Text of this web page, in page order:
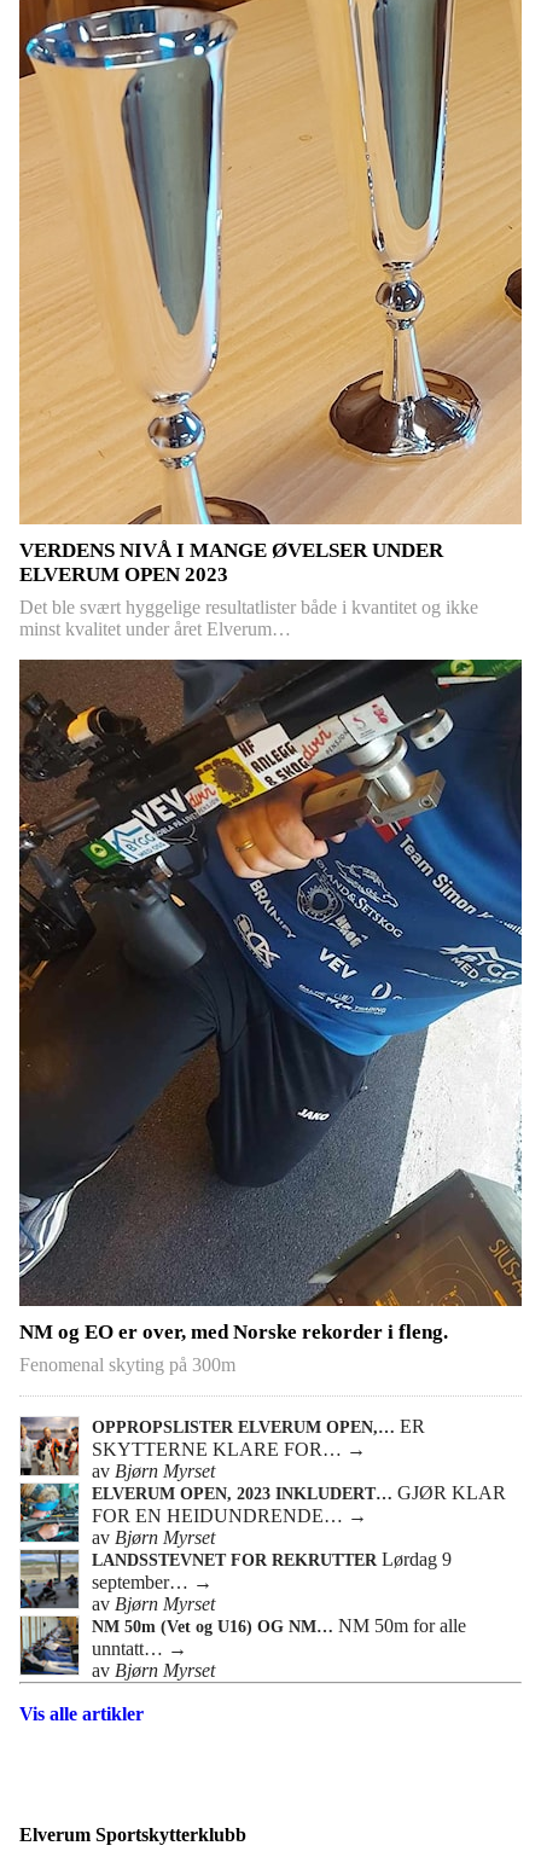
VERDENS NIVÅ I MANGE ØVELSER UNDER
ELVERUM OPEN 2023
Det ble svært hyggelige resultatlister både i kvantitet og ikke
minst kvalitet under året Elverum…
NM og EO er over, med Norske rekorder i fleng.
Fenomenal skyting på 300m
OPPROPSLISTER ELVERUM OPEN,… ER
SKYTTERNE KLARE FOR… →
av Bjørn Myrset
ELVERUM OPEN, 2023 INKLUDERT… GJØR KLAR
FOR EN HEIDUNDRENDE… →
av Bjørn Myrset
LANDSSTEVNET FOR REKRUTTER Lørdag 9
september… →
av Bjørn Myrset
NM 50m (Vet og U16) OG NM… NM 50m for alle
unntatt… →
av Bjørn Myrset
Vis alle artikler
Elverum Sportskytterklubb